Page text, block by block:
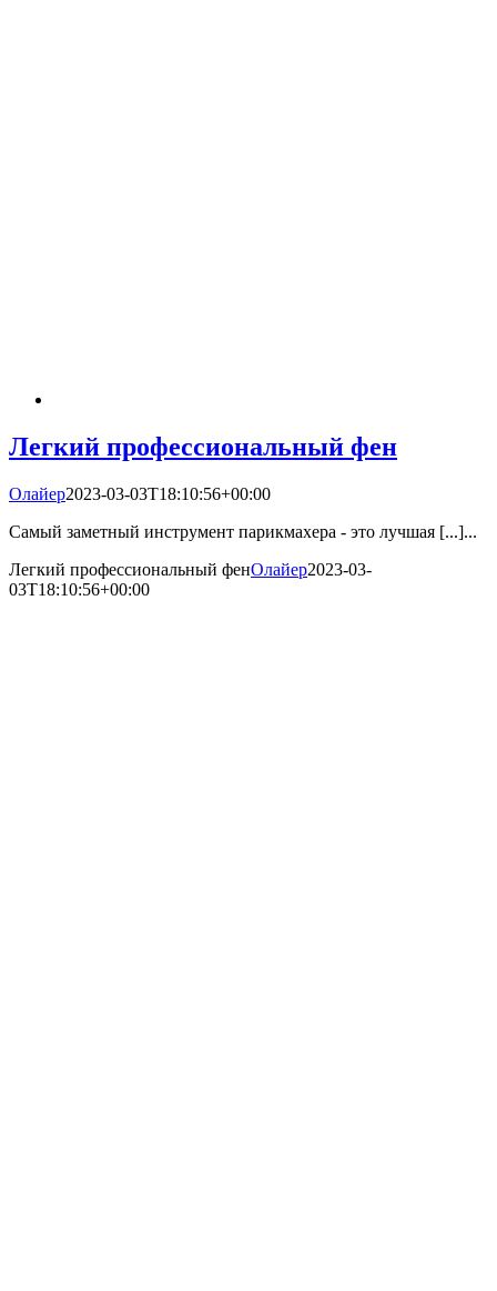
Легкий профессиональный фен
Олайер2023-03-03T18:10:56+00:00
Самый заметный инструмент парикмахера - это лучшая [...]...
Легкий профессиональный фенОлайер2023-03-
03T18:10:56+00:00